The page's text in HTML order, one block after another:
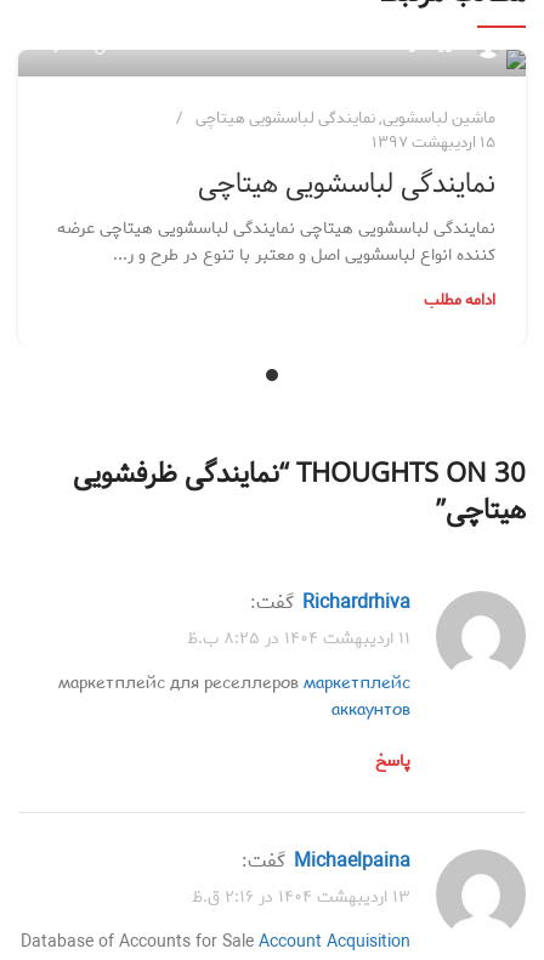
مدیر سایت
ماشین لباسشویی,نمایندگی لباسشویی هیتاچی
۱۵ اردیبهشت ۱۳۹۷
نمایندگی لباسشویی هیتاچی
نمایندگی لباسشویی هیتاچی نمایندگی لباسشویی هیتاچی عرضه
کننده انواع لباسشویی اصل و معتبر با تنوع در طرح و ر...
ادامه مطلب
30 THOUGHTS ON “
نمایندگی ظرفشویی
هیتاچی”
Richardrhiva گفت:
۱۱ اردیبهشت ۱۴۰۴ در ۸:۲۵ ب.ظ
маркетплейс для реселлеровмаркетплейс
аккаунтов
پاسخ
Michaelpaina گفت:
۱۳ اردیبهشت ۱۴۰۴ در ۲:۱۶ ق.ظ
Database of Accounts for SaleAccount Acquisition